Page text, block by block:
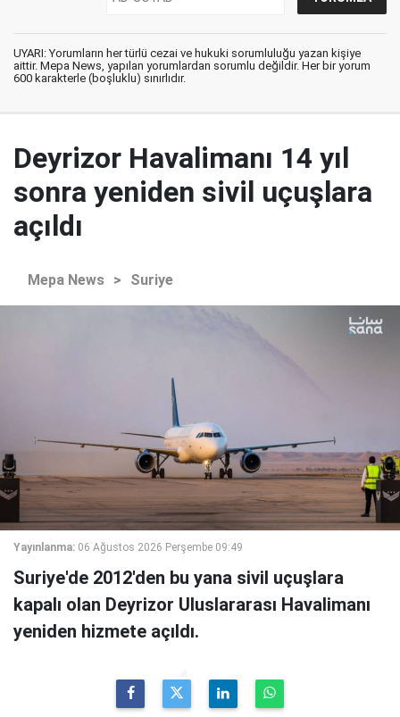
UYARI: Yorumların her türlü cezai ve hukuki sorumluluğu yazan kişiye
aittir. Mepa News, yapılan yorumlardan sorumlu değildir. Her bir yorum
600 karakterle (boşluklu) sınırlıdır.
Deyrizor Havalimanı 14 yıl
sonra yeniden sivil uçuşlara
açıldı
Mepa News > Suriye
Yayınlanma: 06 Ağustos 2026 Perşembe 09:49
Suriye'de 2012'den bu yana sivil uçuşlara
kapalı olan Deyrizor Uluslararası Havalimanı
yeniden hizmete açıldı.